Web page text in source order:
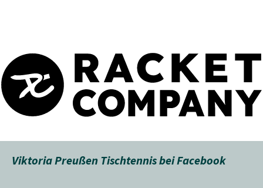
Viktoria Preußen Tischtennis bei Facebook